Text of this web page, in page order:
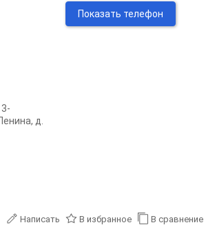
д.
Показать телефон
Написать В избранное В сравнение